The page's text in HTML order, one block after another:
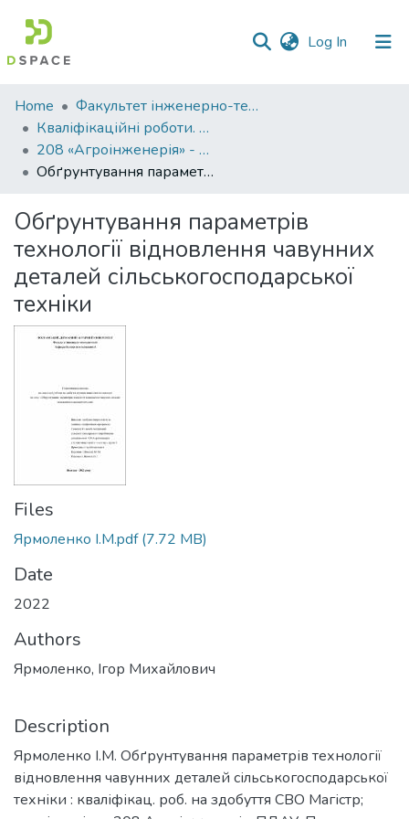
Log In (current)
Communities
&
Collections
All of DSpace
Statistics
Home
Факультет інженерно-технологічний
Кваліфікаційні роботи. Факультет інженерно-технологічний
208 «Агроінженерія» - Магістри 2021-2022
Обґрунтування параметрів технології відновлення чавунних деталей сільськогосподарської техніки
Обґрунтування параметрів
технології відновлення чавунних
деталей сільськогосподарської
техніки
Files
Ярмоленко І.М.pdf(7.72 MB)
Date
2022
Authors
Ярмоленко, Ігор Михайлович
Description
Ярмоленко І.М. Обґрунтування параметрів технології
відновлення чавунних деталей сільськогосподарської
техніки : кваліфікац. роб. на здобуття СВО Магістр;